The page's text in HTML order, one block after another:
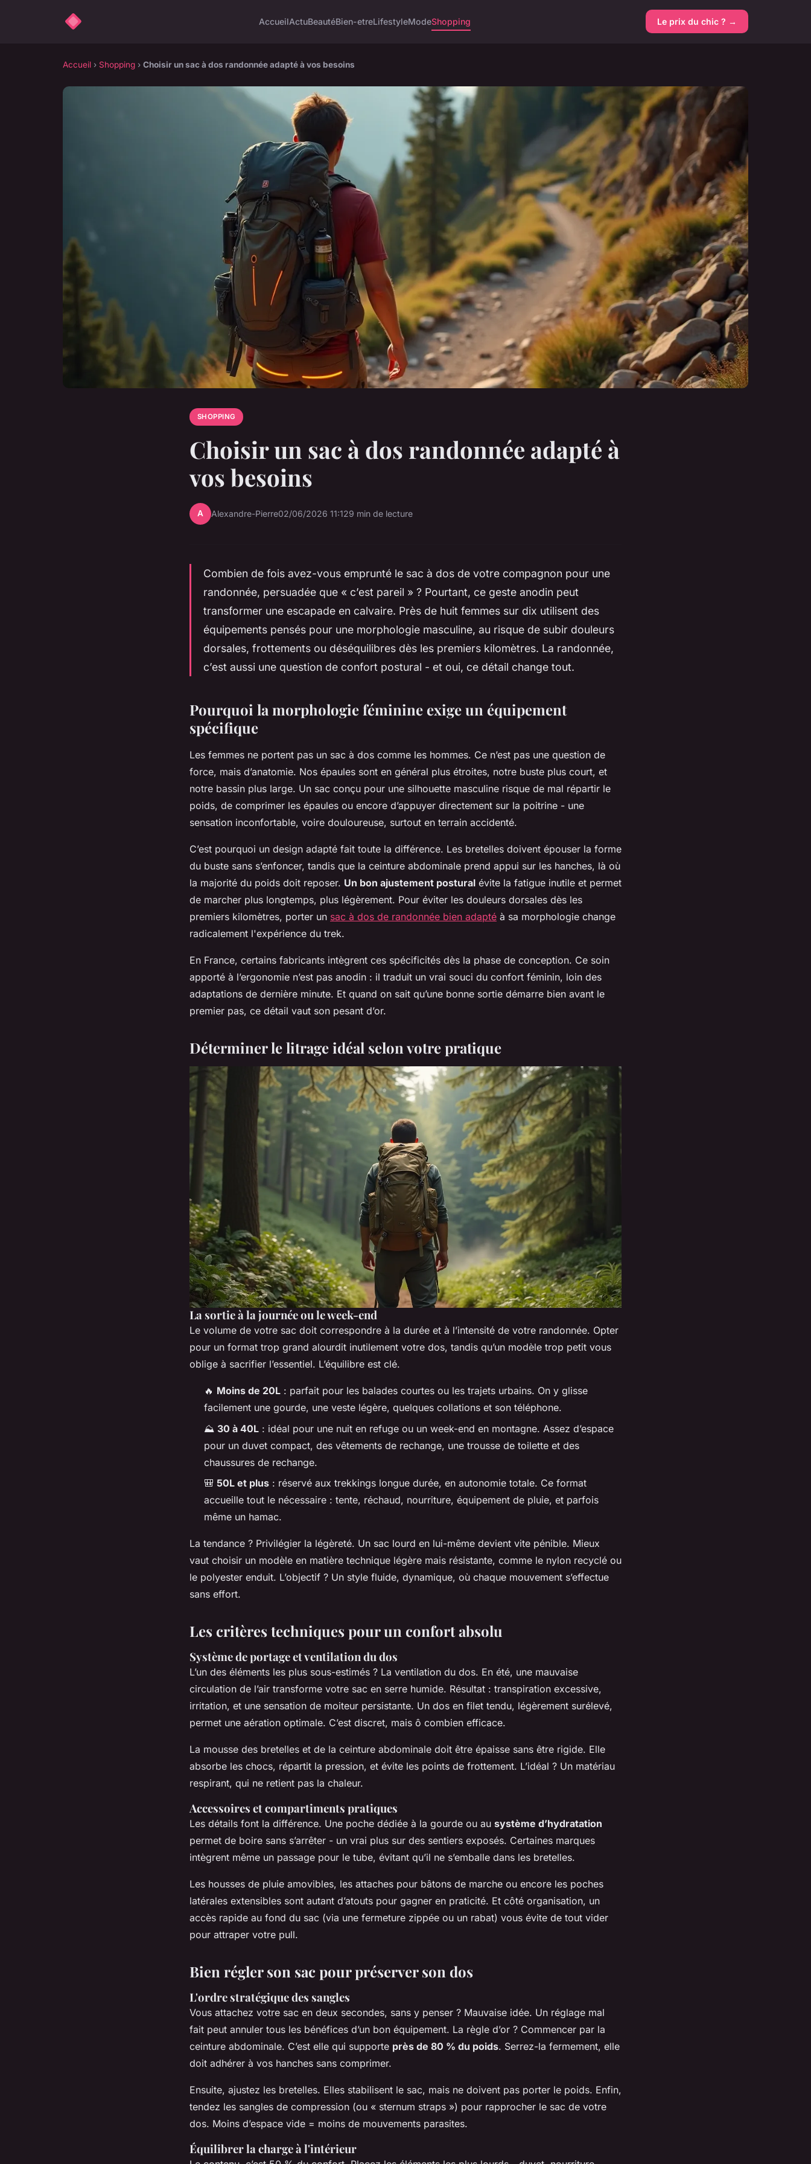
AccueilActuBeautéBien-etreLifestyleModeShopping Le prix du chic ? →
Accueil › Shopping › Choisir un sac à dos randonnée adapté à vos besoins
SHOPPING
Choisir un sac à dos randonnée adapté à
vos besoins
A Alexandre-Pierre02/06/2026 11:129 min de lecture
Combien de fois avez-vous emprunté le sac à dos de votre compagnon pour une
randonnée, persuadée que « c’est pareil » ? Pourtant, ce geste anodin peut
transformer une escapade en calvaire. Près de huit femmes sur dix utilisent des
équipements pensés pour une morphologie masculine, au risque de subir douleurs
dorsales, frottements ou déséquilibres dès les premiers kilomètres. La randonnée,
c’est aussi une question de confort postural - et oui, ce détail change tout.
Pourquoi la morphologie féminine exige un équipement
spécifique
Les femmes ne portent pas un sac à dos comme les hommes. Ce n’est pas une question de
force, mais d’anatomie. Nos épaules sont en général plus étroites, notre buste plus court, et
notre bassin plus large. Un sac conçu pour une silhouette masculine risque de mal répartir le
poids, de comprimer les épaules ou encore d’appuyer directement sur la poitrine - une
sensation inconfortable, voire douloureuse, surtout en terrain accidenté.
C’est pourquoi un design adapté fait toute la différence. Les bretelles doivent épouser la forme
du buste sans s’enfoncer, tandis que la ceinture abdominale prend appui sur les hanches, là où
la majorité du poids doit reposer. Un bon ajustement postural évite la fatigue inutile et permet
de marcher plus longtemps, plus légèrement. Pour éviter les douleurs dorsales dès les
premiers kilomètres, porter un sac à dos de randonnée bien adapté à sa morphologie change
radicalement l'expérience du trek.
En France, certains fabricants intègrent ces spécificités dès la phase de conception. Ce soin
apporté à l’ergonomie n’est pas anodin : il traduit un vrai souci du confort féminin, loin des
adaptations de dernière minute. Et quand on sait qu’une bonne sortie démarre bien avant le
premier pas, ce détail vaut son pesant d’or.
Déterminer le litrage idéal selon votre pratique
La sortie à la journée ou le week-end
Le volume de votre sac doit correspondre à la durée et à l’intensité de votre randonnée. Opter
pour un format trop grand alourdit inutilement votre dos, tandis qu’un modèle trop petit vous
oblige à sacrifier l’essentiel. L’équilibre est clé.
🔥 Moins de 20L : parfait pour les balades courtes ou les trajets urbains. On y glisse
facilement une gourde, une veste légère, quelques collations et son téléphone.
⛰️ 30 à 40L : idéal pour une nuit en refuge ou un week-end en montagne. Assez d’espace
pour un duvet compact, des vêtements de rechange, une trousse de toilette et des
chaussures de rechange.
🎒 50L et plus : réservé aux trekkings longue durée, en autonomie totale. Ce format
accueille tout le nécessaire : tente, réchaud, nourriture, équipement de pluie, et parfois
même un hamac.
La tendance ? Privilégier la légèreté. Un sac lourd en lui-même devient vite pénible. Mieux
vaut choisir un modèle en matière technique légère mais résistante, comme le nylon recyclé ou
le polyester enduit. L’objectif ? Un style fluide, dynamique, où chaque mouvement s’effectue
sans effort.
Les critères techniques pour un confort absolu
Système de portage et ventilation du dos
L’un des éléments les plus sous-estimés ? La ventilation du dos. En été, une mauvaise
circulation de l’air transforme votre sac en serre humide. Résultat : transpiration excessive,
irritation, et une sensation de moiteur persistante. Un dos en filet tendu, légèrement surélevé,
permet une aération optimale. C’est discret, mais ô combien efficace.
La mousse des bretelles et de la ceinture abdominale doit être épaisse sans être rigide. Elle
absorbe les chocs, répartit la pression, et évite les points de frottement. L’idéal ? Un matériau
respirant, qui ne retient pas la chaleur.
Accessoires et compartiments pratiques
Les détails font la différence. Une poche dédiée à la gourde ou au système d’hydratation
permet de boire sans s’arrêter - un vrai plus sur des sentiers exposés. Certaines marques
intègrent même un passage pour le tube, évitant qu’il ne s’emballe dans les bretelles.
Les housses de pluie amovibles, les attaches pour bâtons de marche ou encore les poches
latérales extensibles sont autant d’atouts pour gagner en praticité. Et côté organisation, un
accès rapide au fond du sac (via une fermeture zippée ou un rabat) vous évite de tout vider
pour attraper votre pull.
Bien régler son sac pour préserver son dos
L'ordre stratégique des sangles
Vous attachez votre sac en deux secondes, sans y penser ? Mauvaise idée. Un réglage mal
fait peut annuler tous les bénéfices d’un bon équipement. La règle d’or ? Commencer par la
ceinture abdominale. C’est elle qui supporte près de 80 % du poids. Serrez-la fermement, elle
doit adhérer à vos hanches sans comprimer.
Ensuite, ajustez les bretelles. Elles stabilisent le sac, mais ne doivent pas porter le poids. Enfin,
tendez les sangles de compression (ou « sternum straps ») pour rapprocher le sac de votre
dos. Moins d’espace vide = moins de mouvements parasites.
Équilibrer la charge à l'intérieur